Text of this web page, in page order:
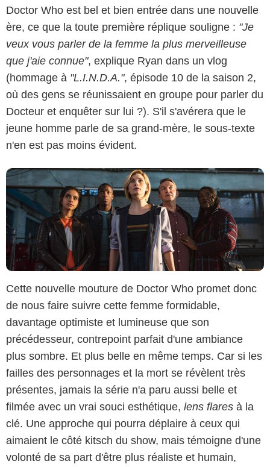
Doctor Who est bel et bien entrée dans une nouvelle
ère, ce que la toute première réplique souligne : "Je
veux vous parler de la femme la plus merveilleuse
que j'aie connue", explique Ryan dans un vlog
(hommage à "L.I.N.D.A.", épisode 10 de la saison 2,
où des gens se réunissaient en groupe pour parler du
Docteur et enquêter sur lui ?). S'il s'avérera que le
jeune homme parle de sa grand-mère, le sous-texte
n'en est pas moins évident.
Cette nouvelle mouture de Doctor Who promet donc
de nous faire suivre cette femme formidable,
davantage optimiste et lumineuse que son
précédesseur, contrepoint parfait d'une ambiance
plus sombre. Et plus belle en même temps. Car si les
failles des personnages et la mort se révèlent très
présentes, jamais la série n'a paru aussi belle et
filmée avec un vrai souci esthétique, lens flares à la
clé. Une approche qui pourra déplaire à ceux qui
aimaient le côté kitsch du show, mais témoigne d'une
volonté de sa part d'être plus réaliste et humain,